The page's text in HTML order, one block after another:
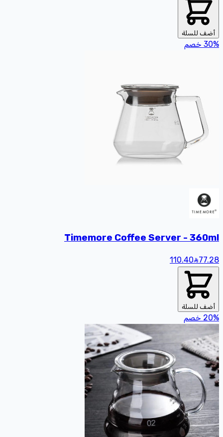
أضف للسلة
30% خصم
Timemore Coffee Server - 360ml
77.28
110.40
أضف للسلة
20% خصم